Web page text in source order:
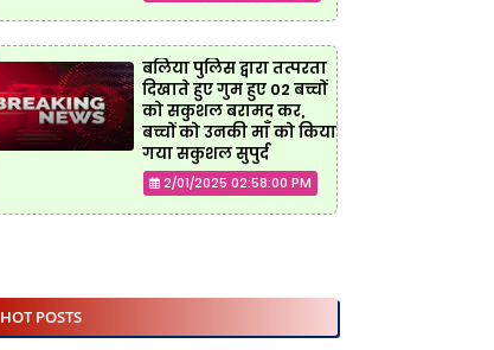
बलिया पुलिस द्वारा तत्परता
दिखाते हुए गुम हुए 02 बच्चों
को सकुशल बरामद कर,
बच्चों को उनकी माँ को किया
गया सकुशल सुपुर्द
2/01/2025 02:58:00 PM
HOT POSTS